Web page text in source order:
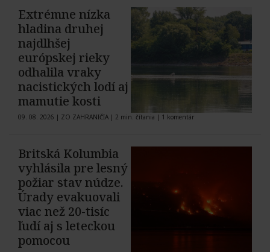
Extrémne nízka
hladina druhej
najdlhšej
európskej rieky
odhalila vraky
nacistických lodí aj
mamutie kosti
09. 08. 2026 | ZO ZAHRANIČIA | 2 min. čítania | 1 komentár
Britská Kolumbia
vyhlásila pre lesný
požiar stav núdze.
Úrady evakuovali
viac než 20-tisíc
ľudí aj s leteckou
pomocou